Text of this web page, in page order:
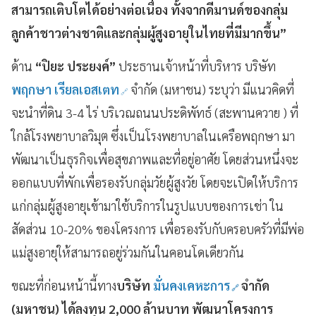
สามารถเติบโตได้อย่างต่อเนื่อง ทั้งจากดีมานด์ของกลุ่ม
ลูกค้าชาวต่างชาติและกลุ่มผู้สูงอายุในไทยที่มีมากขึ้น”
ด้าน “ปิยะ ประยงค์” ประธานเจ้าหน้าที่บริหาร บริษัท
พฤกษา เรียลเอสเตท จำกัด (มหาชน) ระบุว่า มีแนวคิดที่
จะนำที่ดิน 3-4 ไร่ บริเวณถนนประดิพัทธ์ (สะพานควาย ) ที่
ใกล้โรงพยาบาลวิมุต ซึ่งเป็นโรงพยาบาลในเครือพฤกษา มา
พัฒนาเป็นธุรกิจเพื่อสุขภาพและที่อยู่อาศัย โดยส่วนหนึ่งจะ
ออกแบบที่พักเพื่อรองรับกลุ่มวัยผู้สูงวัย โดยจะเปิดให้บริการ
แก่กลุ่มผู้สูงอายุเข้ามาใช้บริการในรูปแบบของการเช่า ใน
สัดส่วน 10-20% ของโครงการ เพื่อรองรับกับครอบครัวที่มีพ่อ
แม่สูงอายุให้สามารถอยู่ร่วมกันในคอนโดเดียวกัน
ขณะที่ก่อนหน้านี้ทางบริษัท มั่นคงเคหะการ จำกัด
(มหาชน) ได้ลงทุน 2,000 ล้านบาท พัฒนาโครงการ